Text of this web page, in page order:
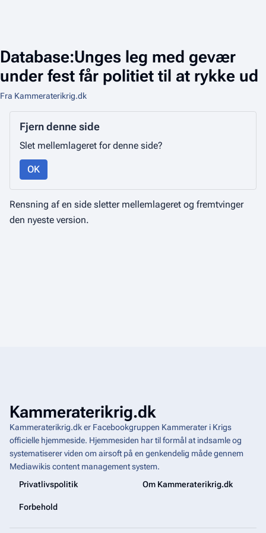
Database:Unges leg med gevær
under fest får politiet til at rykke ud
Fra Kammeraterikrig.dk
Fjern denne side
Slet mellemlageret for denne side?
OK
Rensning af en side sletter mellemlageret og fremtvinger
den nyeste version.
Kammeraterikrig.dk
Kammeraterikrig.dk er Facebookgruppen Kammerater i Krigs
officielle hjemmeside. Hjemmesiden har til formål at indsamle og
systematiserer viden om airsoft på en genkendelig måde gennem
Mediawikiscontent management system.
Privatlivspolitik
Om Kammeraterikrig.dk
Forbehold